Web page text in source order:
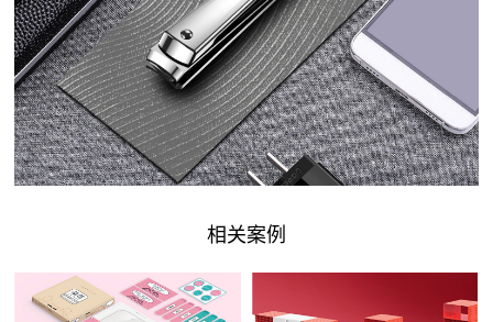
相关案例